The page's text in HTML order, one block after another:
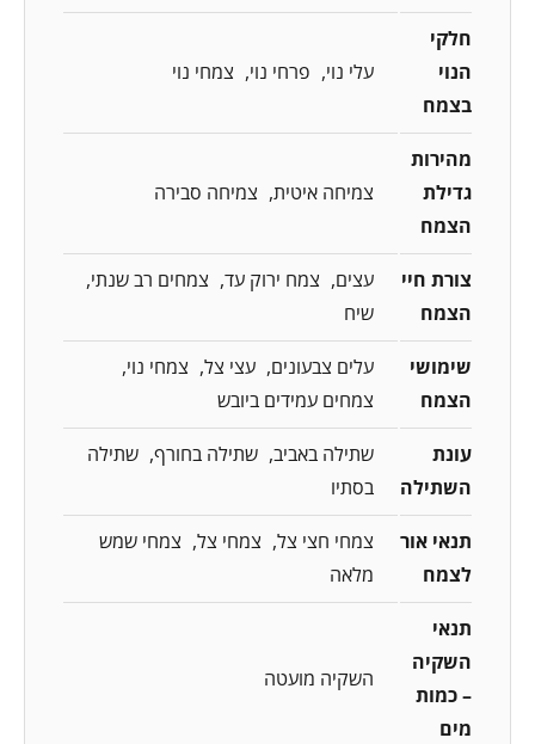
חלקי
הנוי
בצמח
עלי נוי פרחי נוי צמחי נוי
מהירות
גדילת
הצמח
צמיחה איטית צמיחה סבירה
צורת חיי
הצמח
עצים צמח ירוק עד
צמחים רב שנתי
שיח
שימושי
הצמח
עלים צבעונים עצי צל
צמחי נוי
צמחים עמידים ביובש
עונת
השתילה
שתילה באביב שתילה בחורף שתילה
בסתיו
תנאי אור
לצמח
צמחי חצי צל צמחי צל
צמחי שמש
מלאה
תנאי
השקיה
– כמות
מים
השקיה מועטה